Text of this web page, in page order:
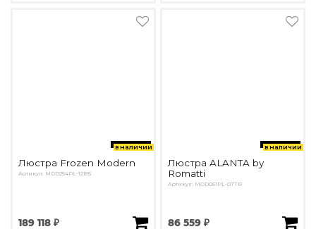
в наличии
Люстра Frozen Modern
Артикул: MOD254PL-12BS
189 118 ₽
в наличии
Люстра ALANTA by
Romatti
Артикул: MOD051PL-07TR
86 559 ₽